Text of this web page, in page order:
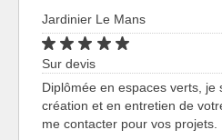
Jardinier Le Mans
Sur devis
Diplômée en espaces verts, je
création et en entretien de
me contacter pour vos projets.